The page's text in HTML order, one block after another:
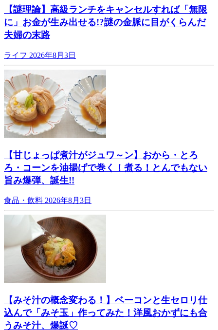
【謎理論】高級ランチをキャンセルすれば「無限
に」お金が生み出せる!?謎の金脈に目がくらんだ
夫婦の末路
ライフ 2026年8月3日
【甘じょっぱ煮汁がジュワ～ン】おから・とろ
ろ・コーンを油揚げで巻く！煮る！とんでもない
旨み爆弾、誕生!!
食品・飲料 2026年8月3日
【みそ汁の概念変わる！】ベーコンと生セロリ仕
込んで「みそ玉」作ってみた！洋風おかずにも合
うみそ汁、爆誕♡